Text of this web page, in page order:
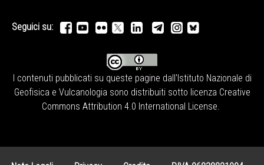
Seguici su:
I contenuti pubblicati su queste pagine dall'Istituto Nazionale di
Geofisica e Vulcanologia sono distribuiti sotto licenza Creative
Commons Attribution 4.0 International License.